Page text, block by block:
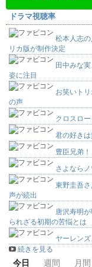
ドラマ視聴率
松本人志
リカ版が制作決定
田中みな
姿に注目
お笑いト
の声
クロスロ
君の好き
豊臣兄弟！
さよなら
東野圭吾
声が続出
唐沢寿明
られざる初期の苦悩とは
ヤーレン
続きを見る
今日 週間 月間